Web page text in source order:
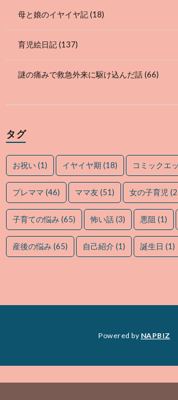
母と娘のイヤイヤ記(18)
育児絵日記(137)
謎の痛みで救急外来に駆け込んだ話(66)
タグ
お祝い(1) イヤイヤ期 (18) コミックエ
プレママ (46) ママ友(51) 女の子育児
子育ての悩み(65) 怖い話(3) 悪阻 (1)
産後の悩み(65) 自己紹介(1) 誕生日 (1)
Powered by NAPBIZ